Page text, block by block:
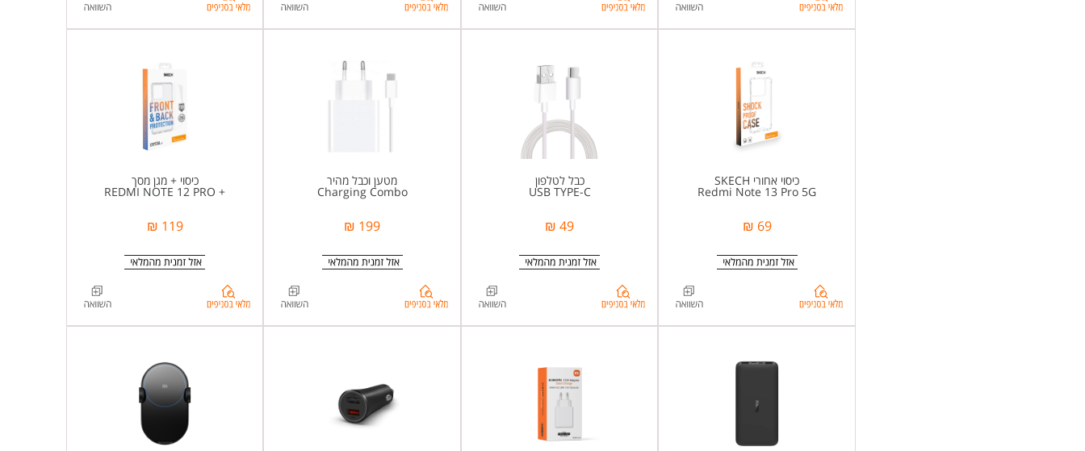
מלאי
בסניפים
%d7%9b%d7%99%d7%a1%d7%95%d7%99+%d7%90%d7%97%d7%95%d7%a8%d7%99+%d7%9c-
+Redmi+Note+15
מלאי
בסניפים
מלאי
בסניפים
%d7%a1%d7%95%d7%9c%d7%9c%d7%aa+%d7%92%d7%99%d7%91%d7%95%d7%99+10000mAh+%d7%a0%d7%99%d7%99%d7%93%d7%aa+%d7%93%d7%92%d7%9d+Xiaomi+Power+Bank+10000mAh+%d7%91%d7%a6%d7%91%d7%a2+%d7%96%d7%94%d7%91
מלאי
בסניפים
כיסוי אחורי SKECH
Redmi Note 13 Pro 5G
69 ₪
מלאי
בסניפים
כבל לטלפון
USB TYPE-C
49 ₪
מלאי
בסניפים
%d7%9b%d7%91%d7%9c+%d7%93%d7%92%d7%9d+MI+USB+TYPE-
C+Cable+%d7%91%d7%90%d7%95%d7%a8%d7%9a+1+%d7%9e%d7%98%d7%a8
מטען וכבל מהיר
Charging Combo
199 ₪
מלאי
בסניפים
כיסוי + מגן מסך
+ REDMI NOTE 12 PRO
119 ₪
מלאי
בסניפים